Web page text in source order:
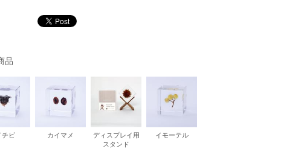
広島 蔦屋
屋書店
品
チビ カイマメ
ディスプレイ用
スタンド
イモーテル